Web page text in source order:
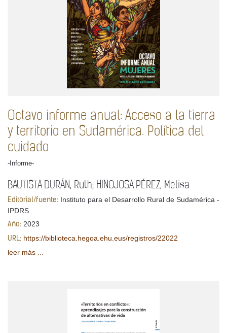
Octavo informe anual: Acceso a la tierra
y territorio en Sudamérica. Política del
cuidado
-Informe-
BAUTISTA DURÁN, Ruth; HINOJOSA PÉREZ, Melisa
Editorial/fuente: Instituto para el Desarrollo Rural de Sudamérica -
IPDRS
Año: 2023
URL: https://biblioteca.hegoa.ehu.eus/registros/22022
leer más ...